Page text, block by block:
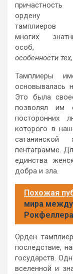
ордену
тамплиеров
многих
особ,
особенности
Тамплиеры
основывалась
Это была
позволял им
посторонних
которого в
пентаграмме.
единства
добра и зла.
Похожая
мира
Орден
последствие,
государств.
вселенной и